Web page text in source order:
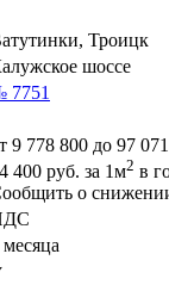
Троицк
шоссе
7751
9 778 800 до 97
400 руб. за 1м2 в
о
месяца